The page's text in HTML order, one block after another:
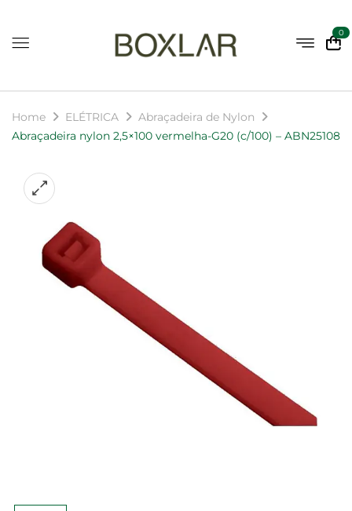
0
Home ELÉTRICA
Abraçadeira de Nylon
Abraçadeira nylon 2,5×100 vermelha-G20 (c/100) – ABN25108